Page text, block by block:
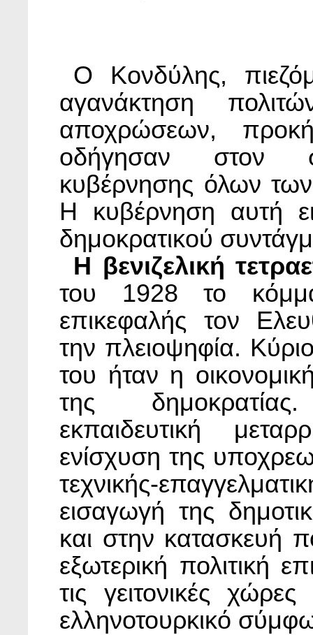
Ο Κονδύλης,
αγανάκτηση
αποχρώσεων,
οδήγησαν στον
κυβέρνησης όλων
Η κυβέρνηση αυτή
δημοκρατικού
Η βενιζελική
του 1928 το
επικεφαλής τον
την πλειοψηφία.
του ήταν η
της
εκπαιδευτική
ενίσχυση της
τεχνικής-
εισαγωγή της
και στην κατασκευή
εξωτερική πολιτική
τις γειτονικές
ελληνοτουρκικό